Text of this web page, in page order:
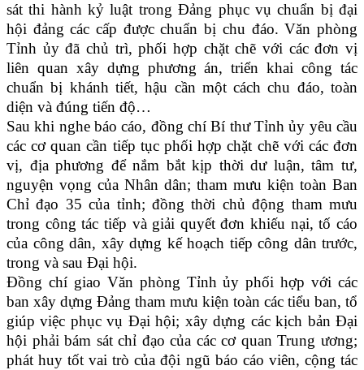
sát thi hành kỷ luật trong Đảng phục vụ chuẩn bị đại
hội đảng các cấp được chuẩn bị chu đáo. Văn phòng
Tỉnh ủy đã chủ trì, phối hợp chặt chẽ với các đơn vị
liên quan xây dựng phương án, triển khai công tác
chuẩn bị khánh tiết, hậu cần một cách chu đáo, toàn
diện và đúng tiến độ…
Sau khi nghe báo cáo, đồng chí Bí thư Tỉnh ủy yêu cầu
các cơ quan cần tiếp tục phối hợp chặt chẽ với các đơn
vị, địa phương để nắm bắt kịp thời dư luận, tâm tư,
nguyện vọng của Nhân dân; tham mưu kiện toàn Ban
Chỉ đạo 35 của tỉnh; đồng thời chủ động tham mưu
trong công tác tiếp và giải quyết đơn khiếu nại, tố cáo
của công dân, xây dựng kế hoạch tiếp công dân trước,
trong và sau Đại hội.
Đồng chí giao Văn phòng Tỉnh ủy phối hợp với các
ban xây dựng Đảng tham mưu kiện toàn các tiểu ban, tổ
giúp việc phục vụ Đại hội; xây dựng các kịch bản Đại
hội phải bám sát chỉ đạo của các cơ quan Trung ương;
phát huy tốt vai trò của đội ngũ báo cáo viên, cộng tác